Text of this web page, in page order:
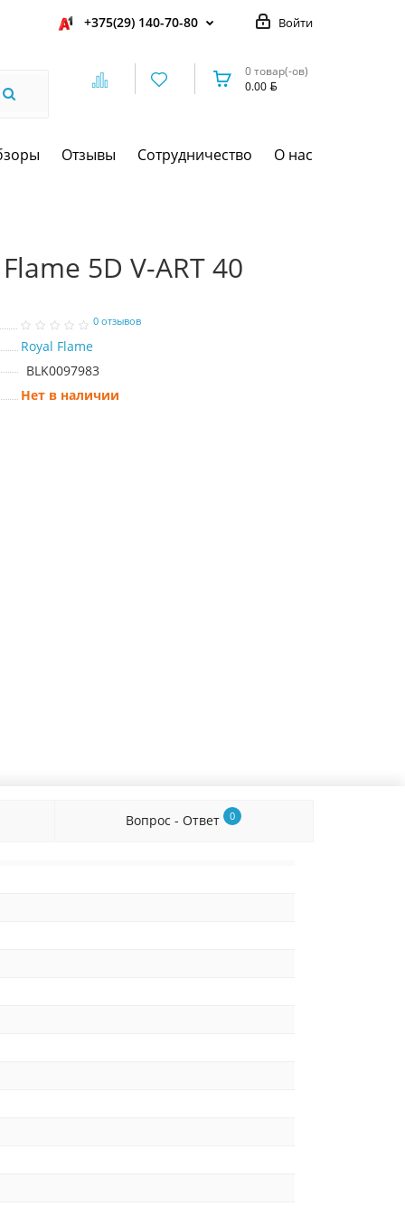
Войти
+375(29) 140-70-80
0 товар(-ов)
0.00
Отзывы Сотрудничество О нас
5D V-ART 40
0 отзывов
Royal Flame
BLK0097983
Нет в наличии
Вопрос - Ответ 0